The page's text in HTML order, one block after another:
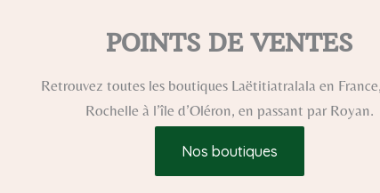
POINTS DE VENTES
Retrouvez toutes les boutiques Laëtitiatralala en
Rochelle à l’île d’Oléron, en passant par Royan.
Nos boutiques